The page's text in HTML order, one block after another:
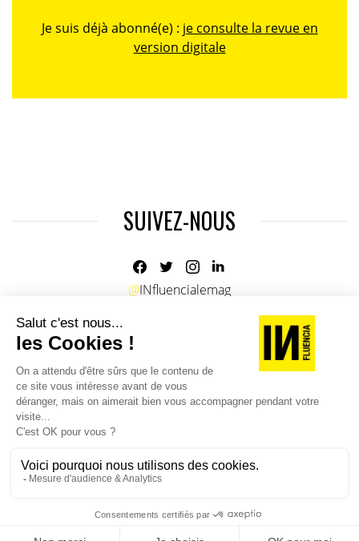
Je suis déjà abonné(e) : je consulte la revue en
version digitale
SUIVEZ-NOUS
@INfluencialemag
Agence web:Novius